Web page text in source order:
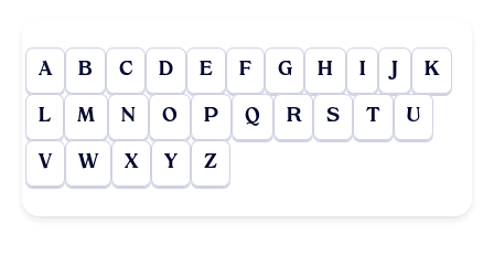
A B C D E F G H I J K
L M N O P Q R S T U
V W X Y Z